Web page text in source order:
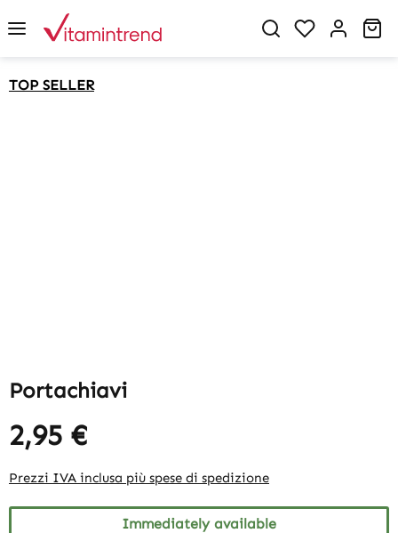
content
TOP SELLER
Portachiavi
2,95 €
Prezzi IVA inclusa più spese di spedizione
Immediately available